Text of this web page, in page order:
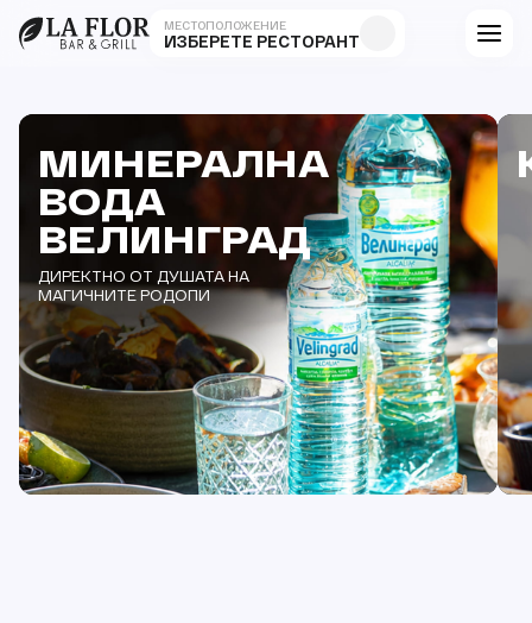
МЕСТОПОЛОЖЕНИЕ
ИЗБЕРЕТЕ РЕСТОРАНТ
МИНЕРАЛНА
ВОДА
ВЕЛИНГРАД
ДИРЕКТНО ОТ ДУШАТА НА
МАГИЧНИТЕ РОДОПИ